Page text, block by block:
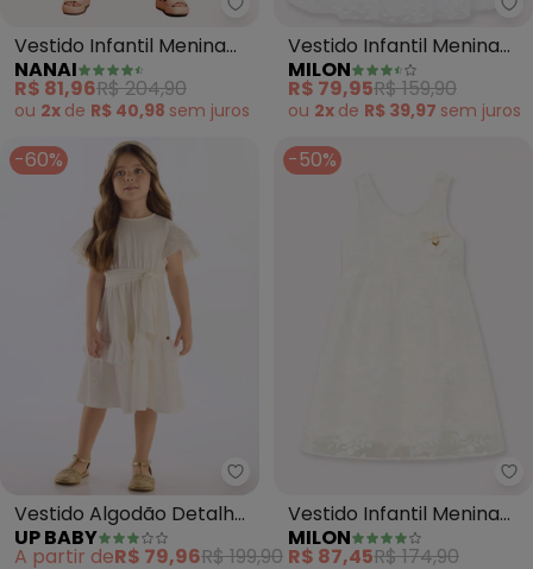
Nanai - Vestido Infantil Menina
Vestido Infantil Menina
com Corte a Laser
(Branco)
NANAI
R$ 81,96R$ 204,90
ou 2x de R$ 40,98 sem juros
Vestido Infantil Menina
com Tule (Branco)
MILON
R$ 79,95R$ 159,90
ou 2x de R$ 39,97 sem juros
-60%
Up Baby - Vestido Algodão
Vestido Algodão Detalhe
Renda (Branco)
UP BABY
A partir deR$ 79,96R$ 199,90
-50%
Vestido Infantil Menina
com Tule (Off White)
MILON
R$ 87,45R$ 174,90